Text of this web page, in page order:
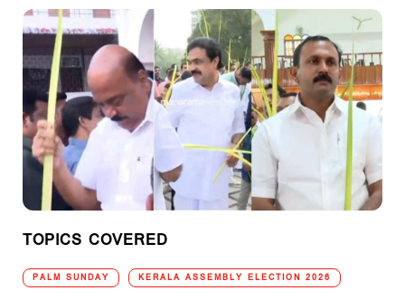
TOPICS COVERED
PALM SUNDAY KERALA ASSEMBLY ELECTION 2026